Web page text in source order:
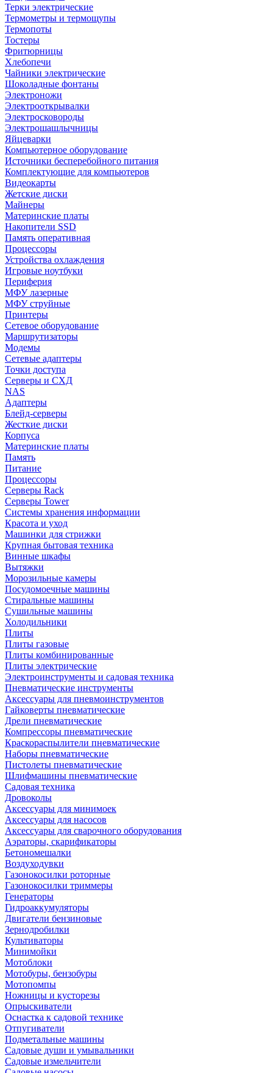
Терки электрические
Термометры и термощупы
Термопоты
Тостеры
Фритюрницы
Хлебопечи
Чайники электрические
Шоколадные фонтаны
Электроножи
Электрооткрывалки
Электросковороды
Электрошашлычницы
Яйцеварки
Компьютерное оборудование
Источники бесперебойного питания
Комплектующие для компьютеров
Видеокарты
Жетские диски
Майнеры
Материнские платы
Накопители SSD
Память оперативная
Процессоры
Устройства охлаждения
Игровые ноутбуки
Периферия
МФУ лазерные
МФУ струйные
Принтеры
Сетевое оборудование
Маршрутизаторы
Модемы
Сетевые адаптеры
Точки доступа
Серверы и СХД
NAS
Адаптеры
Блейд-серверы
Жесткие диски
Корпуса
Материнские платы
Память
Питание
Процессоры
Серверы Rack
Серверы Tower
Системы хранения информации
Красота и уход
Машинки для стрижки
Крупная бытовая техника
Винные шкафы
Вытяжки
Морозильные камеры
Посудомоечные машины
Стиральные машины
Сушильные машины
Холодильники
Плиты
Плиты газовые
Плиты комбинированные
Плиты электрические
Электроинструменты и садовая техника
Пневматические инструменты
Аксессуары для пневмоинструментов
Гайковерты пневматические
Дрели пневматические
Компрессоры пневматические
Краскораспылители пневматические
Наборы пневматические
Пистолеты пневматические
Шлифмашины пневматические
Садовая техника
Дровоколы
Аксессуары для минимоек
Аксессуары для насосов
Аксессуары для сварочного оборудования
Аэраторы, скарификаторы
Бетономешалки
Воздуходувки
Газонокосилки роторные
Газонокосилки триммеры
Генераторы
Гидроаккумуляторы
Двигатели бензиновые
Зернодробилки
Культиваторы
Минимойки
Мотоблоки
Мотобуры, бензобуры
Мотопомпы
Ножницы и кусторезы
Опрыскиватели
Оснастка к садовой технике
Отпугиватели
Подметальные машины
Садовые души и умывальники
Садовые измельчители